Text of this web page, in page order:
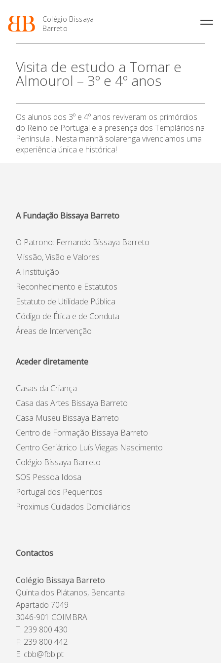
Colégio Bissaya
Barreto
Projeto Educativo
Organização
Colaboradores Não
Docentes
Instalações
Ofertas de emprego
Oferta Formativa
Enriquecimento Curricular
Oferta Curricular
Sala de Estudo
Atividades de Interrupção
Letiva
Ensino Profissional
Profissionais
Matrículas
Termalismo
Curso de Técnico/a de Apoio
à Família e à Comunidade
Ofertas de Emprego
2027
Calendários
de Educação
SIGE
Secretariado de Exames
Informações
APEE
Visita de estudo a Tomar e
Almourol – 3º e 4º anos
Os alunos dos 3º e 4º anos reviveram os primórdios
do Reino de Portugal e a presença dos Templários na
Península . Nesta manhã solarenga vivenciamos uma
experiência única e histórica!
A Fundação Bissaya Barreto
O Patrono: Fernando Bissaya Barreto
Missão, Visão e Valores
A Instituição
Reconhecimento e Estatutos
Estatuto de Utilidade Pública
Código de Ética e de Conduta
Áreas de Intervenção
Aceder diretamente
Casas da Criança
Casa das Artes Bissaya Barreto
Casa Museu Bissaya Barreto
Centro de Formação Bissaya Barreto
Centro Geriátrico Luís Viegas Nascimento
Colégio Bissaya Barreto
SOS Pessoa Idosa
Portugal dos Pequenitos
Proximus Cuidados Domiciliários
Contactos
Colégio Bissaya Barreto
Quinta dos Plátanos, Bencanta
Apartado 7049
3046-901 COIMBRA
T: 239 800 430
F: 239 800 442
E: cbb@fbb.pt